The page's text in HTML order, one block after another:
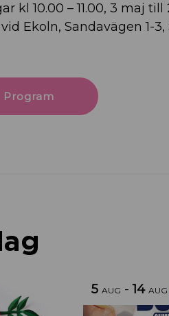
kl 10.00 – 11.00, 3 maj
Ekoln, Sandavägen 1-
Program
5 AUG -14 AUG